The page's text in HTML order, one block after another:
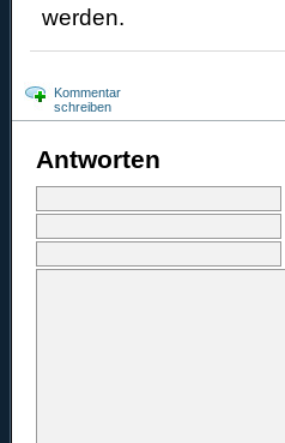
werden.
Kommentar
schreiben
Antworten